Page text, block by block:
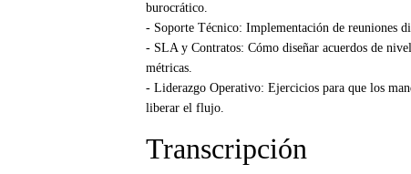
burocrático.
- Soporte Técnico: Implementación de reuniones
- SLA y Contratos: Cómo diseñar acuerdos de
métricas.
- Liderazgo Operativo: Ejercicios para que los
liberar el flujo.
Transcripción